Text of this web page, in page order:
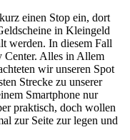
einen Stop ein, dort
in Kleingeld
werden. In diesem Fall
Center. Alles in Allem
wir unseren Spot
Strecke zu unserer
Smartphone nur
praktisch, doch wollen
zur Seite zur legen und